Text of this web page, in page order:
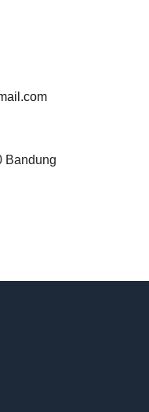
com
Bandung